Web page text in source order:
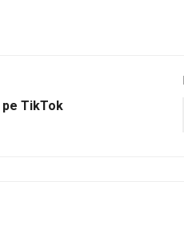
pe TikTok